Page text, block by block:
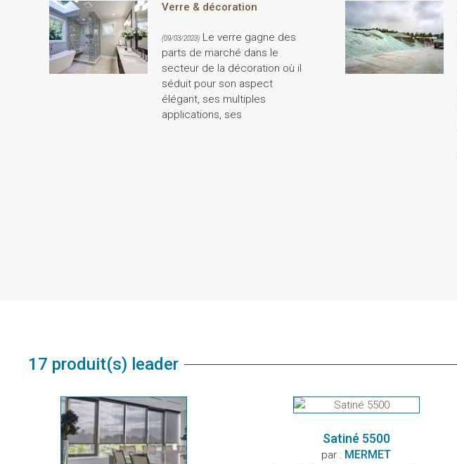
Verre & décoration
(09/03/2023) Le verre gagne des
parts de marché dans le
secteur de la décoration où il
séduit pour son aspect
élégant, ses multiples
applications, ses
17 produit(s) leader
Satiné 5500
par : MERMET